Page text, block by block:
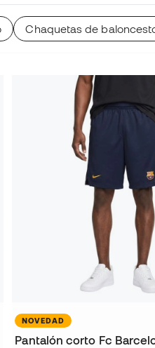
Chaquetas de
NOVEDAD